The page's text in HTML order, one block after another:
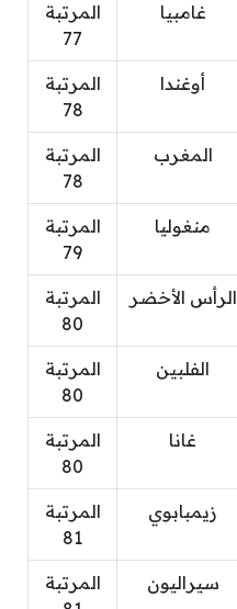
غامبيا
المرتبة
77
أوغندا
المرتبة
78
المغرب
المرتبة
78
منغوليا
المرتبة
79
الرأس الأخضر
المرتبة
80
الفلبين
المرتبة
80
غانا
المرتبة
80
زيمبابوي
المرتبة
81
سيراليون
المرتبة